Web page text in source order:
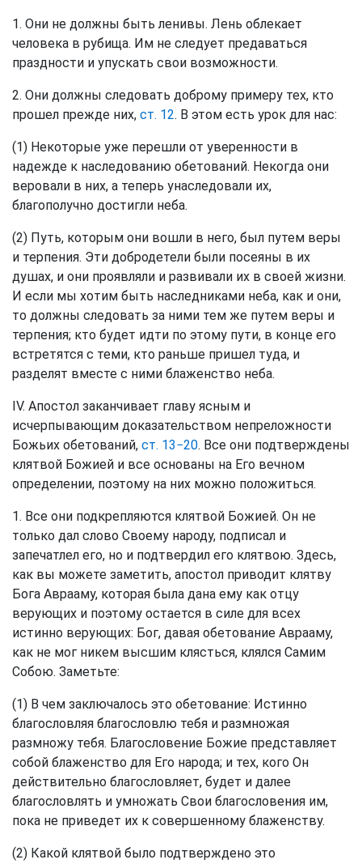
1. Они не должны быть ленивы. Лень облекает
человека в рубища. Им не следует предаваться
праздности и упускать свои возможности.
2. Они должны следовать доброму примеру тех, кто
прошел прежде них, ст. 12. В этом есть урок для нас:
(1) Некоторые уже перешли от уверенности в
надежде к наследованию обетований. Некогда они
веровали в них, а теперь унаследовали их,
благополучно достигли неба.
(2) Путь, которым они вошли в него, был путем веры
и терпения. Эти добродетели были посеяны в их
душах, и они проявляли и развивали их в своей жизни.
И если мы хотим быть наследниками неба, как и они,
то должны следовать за ними тем же путем веры и
терпения; кто будет идти по этому пути, в конце его
встретятся с теми, кто раньше пришел туда, и
разделят вместе с ними блаженство неба.
IV. Апостол заканчивает главу ясным и
исчерпывающим доказательством непреложности
Божьих обетований, ст. 13−20. Все они подтверждены
клятвой Божией и все основаны на Его вечном
определении, поэтому на них можно положиться.
1. Все они подкрепляются клятвой Божией. Он не
только дал слово Своему народу, подписал и
запечатлел его, но и подтвердил его клятвою. Здесь,
как вы можете заметить, апостол приводит клятву
Бога Аврааму, которая была дана ему как отцу
верующих и поэтому остается в силе для всех
истинно верующих: Бог, давая обетование Аврааму,
как не мог никем высшим клясться, клялся Самим
Собою. Заметьте:
(1) В чем заключалось это обетование: Истинно
благословляя благословлю тебя и размножая
размножу тебя. Благословение Божие представляет
собой блаженство для Его народа; и тех, кого Он
действительно благословляет, будет и далее
благословлять и умножать Свои благословения им,
пока не приведет их к совершенному блаженству.
(2) Какой клятвой было подтверждено это